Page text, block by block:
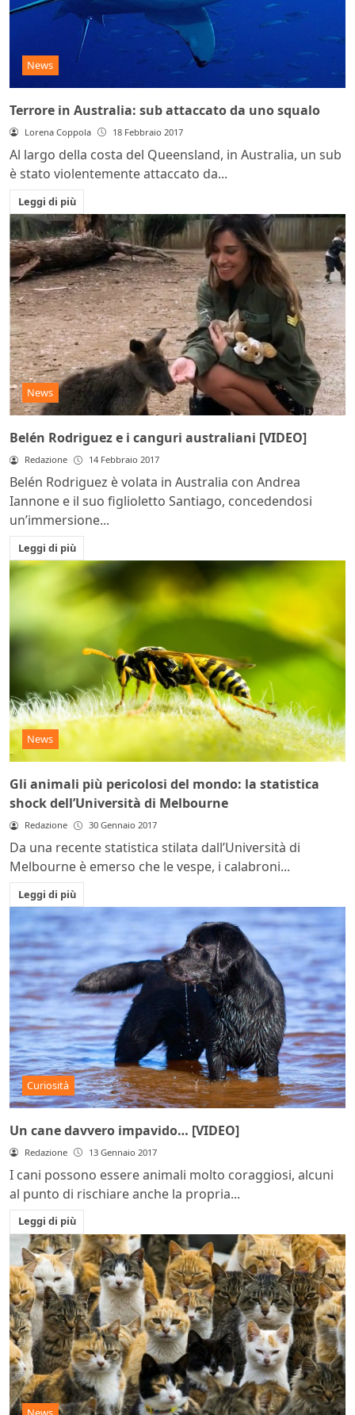
News
Terrore in Australia: sub attaccato da uno squalo
Lorena Coppola 18 Febbraio 2017
Al largo della costa del Queensland, in Australia, un sub
è stato violentemente attaccato da...
Leggi di più
News
Belén Rodriguez e i canguri australiani [VIDEO]
Redazione 14 Febbraio 2017
Belén Rodriguez è volata in Australia con Andrea
Iannone e il suo figlioletto Santiago, concedendosi
un’immersione...
Leggi di più
News
Gli animali più pericolosi del mondo: la statistica
shock dell’Università di Melbourne
Redazione 30 Gennaio 2017
Da una recente statistica stilata dall’Università di
Melbourne è emerso che le vespe, i calabroni...
Leggi di più
Curiosità
Un cane davvero impavido… [VIDEO]
Redazione 13 Gennaio 2017
I cani possono essere animali molto coraggiosi, alcuni
al punto di rischiare anche la propria...
Leggi di più